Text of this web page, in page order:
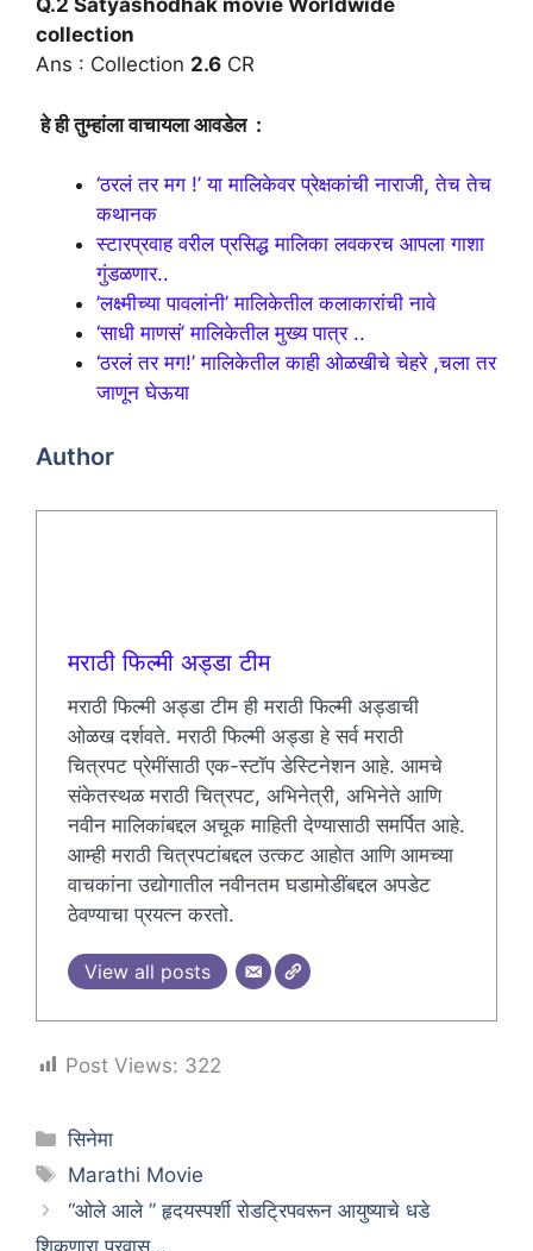
Q.2 Satyashodhak movie Worldwide
collection
Ans : Collection 2.6 CR
हे ही तुम्हांला वाचायला आवडेल :
‘ठरलं तर मग !’ या मालिकेवर प्रेक्षकांची नाराजी, तेच तेच
कथानक
स्टारप्रवाह वरील प्रसिद्ध मालिका लवकरच आपला गाशा
गुंडळणार..
’लक्ष्मीच्या पावलांनी’ मालिकेतील कलाकारांची नावे
‘साधी माणसं’ मालिकेतील मुख्य पात्र ..
‘ठरलं तर मग!’ मालिकेतील काही ओळखीचे चेहरे ,चला तर
जाणून घेऊया
Author
मराठी फिल्मी अड्डा टीम
मराठी फिल्मी अड्डा टीम ही मराठी फिल्मी अड्डाची
ओळख दर्शवते. मराठी फिल्मी अड्डा हे सर्व मराठी
चित्रपट प्रेमींसाठी एक-स्टॉप डेस्टिनेशन आहे. आमचे
संकेतस्थळ मराठी चित्रपट, अभिनेत्री, अभिनेते आणि
नवीन मालिकांबद्दल अचूक माहिती देण्यासाठी समर्पित आहे.
आम्ही मराठी चित्रपटांबद्दल उत्कट आहोत आणि आमच्या
वाचकांना उद्योगातील नवीनतम घडामोडींबद्दल अपडेट
ठेवण्याचा प्रयत्न करतो.
View all posts
Post Views: 322
Categories
सिनेमा
Tags
Marathi Movie
“ओले आले ” हृदयस्पर्शी रोडट्रिपवरून आयुष्याचे धडे
शिकणारा प्रवास…